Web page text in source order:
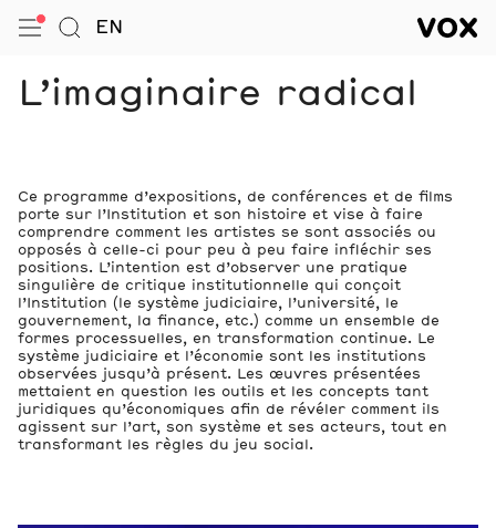
VOX — Centre de l’image
Ouvrir le menu
Aller à la Recherche
EN
Navigation
L’imaginaire radical
Ce programme d’expositions, de conférences et de films
porte sur l’Institution et son histoire et vise à faire
comprendre comment les artistes se sont associés ou
opposés à celle-ci pour peu à peu faire infléchir ses
positions. L’intention est d’observer une pratique
singulière de critique institutionnelle qui conçoit
l’Institution (le système judiciaire, l’université, le
gouvernement, la finance, etc.) comme un ensemble de
formes processuelles, en transformation continue. Le
système judiciaire et l’économie sont les institutions
observées jusqu’à présent. Les œuvres présentées
mettaient en question les outils et les concepts tant
juridiques qu’économiques afin de révéler comment ils
agissent sur l’art, son système et ses acteurs, tout en
transformant les règles du jeu social.